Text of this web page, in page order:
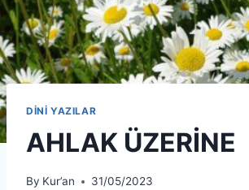
DİNİ YAZILAR
AHLAK ÜZERİNE
By Kur’an 31/05/2023